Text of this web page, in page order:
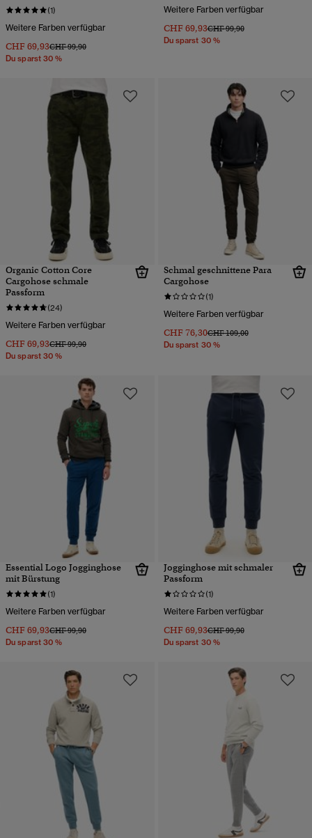
(1)
Weitere Farben verfügbar
CHF 69,93Preis wurde reduziert von
CHF 99,90bis
Du sparst 30 %
Weitere Farben verfügbar
CHF 69,93Preis wurde reduziert von
CHF 99,90bis
Du sparst 30 %
Organic Cotton Core
Cargohose schmale
Passform
(24)
Weitere Farben verfügbar
CHF 69,93Preis wurde reduziert von
CHF 99,90bis
Du sparst 30 %
Schmal geschnittene Para
Cargohose
(1)
Weitere Farben verfügbar
CHF 76,30Preis wurde reduziert von
CHF 109,00bis
Du sparst 30 %
Essential Logo Jogginghose
mit Bürstung
(1)
Weitere Farben verfügbar
CHF 69,93Preis wurde reduziert von
CHF 99,90bis
Du sparst 30 %
Jogginghose mit schmaler
Passform
(1)
Weitere Farben verfügbar
CHF 69,93Preis wurde reduziert von
CHF 99,90bis
Du sparst 30 %